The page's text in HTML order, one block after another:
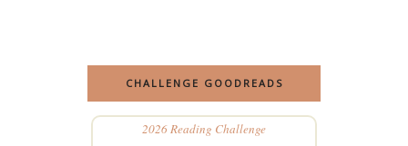
CHALLENGE GOODREADS
2026 Reading Challenge